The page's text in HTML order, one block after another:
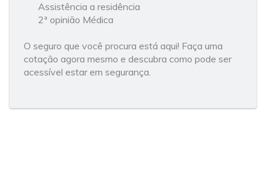
Assistência a residência
2ª opinião Médica
O seguro que você procura está aqui! Faça uma
cotação agora mesmo e descubra como pode ser
acessível estar em segurança.